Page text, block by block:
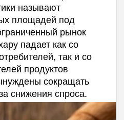
называют
площадей под
рынок
падает как со
так и со
продуктов
сокращать
снижения спроса.